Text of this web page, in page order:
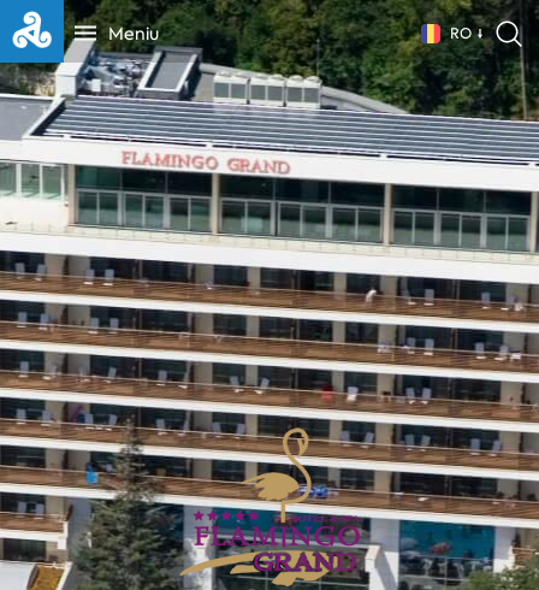
Meniu RO